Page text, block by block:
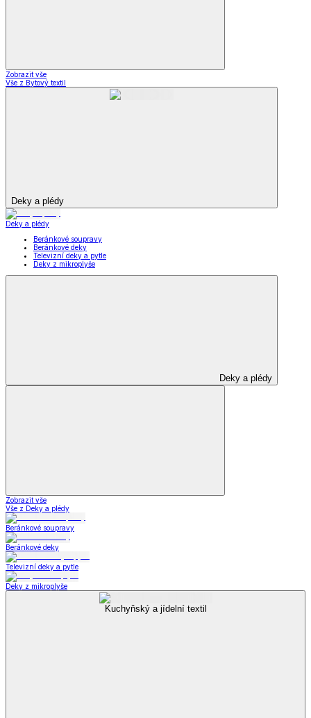
Zobrazit vše
Vše z Bytový textil
Deky a plédy
Deky a plédy
Beránkové soupravy
Beránkové deky
Televizní deky a pytle
Deky z mikroplyše
Deky a plédy
Zobrazit vše
Vše z Deky a plédy
Beránkové soupravy
Beránkové deky
Televizní deky a pytle
Deky z mikroplyše
Kuchyňský a jídelní textil